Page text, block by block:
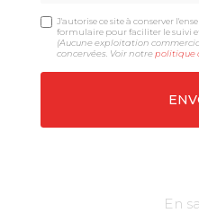
J'autorise ce site à conserver
formulaire pour faciliter le suivi
(Aucune exploitation
concervées. Voir notrepolitique
En